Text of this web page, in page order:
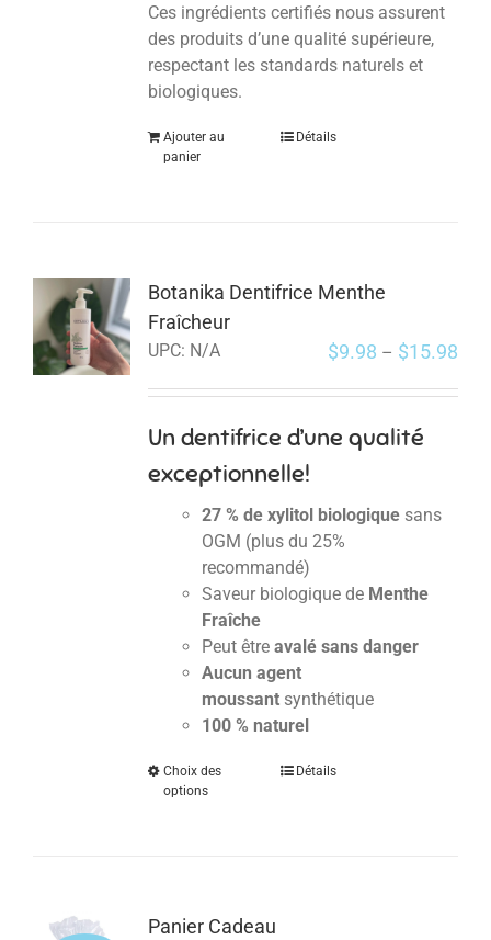
Ces ingrédients certifiés nous assurent
des produits d’une qualité supérieure,
respectant les standards naturels et
biologiques.
Ajouter au
panier
Détails
Botanika Dentifrice Menthe
Fraîcheur
UPC: N/A $9.98 – $15.98
Un dentifrice d’une qualité
exceptionnelle!
27 % de xylitol biologiquesans
OGM (plus du 25%
recommandé)
Saveur biologique de Menthe
Fraîche
Peut être avalé sans danger
Aucun agent
moussant synthétique
100 % naturel
Choix des
options
Détails
Panier Cadeau